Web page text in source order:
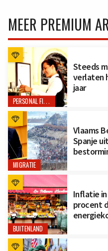
MEER PREMIUM
PERSONAL FINANCE
Steeds
verlaten
jaar
MIGRATIE
Vlaams
Spanje
BUITENLAND
Inflatie in
procent